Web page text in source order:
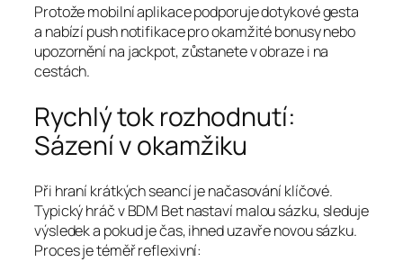
Protože mobilní aplikace podporuje dotykové gesta
a nabízí push notifikace pro okamžité bonusy nebo
upozornění na jackpot, zůstanete v obraze i na
cestách.
Rychlý tok rozhodnutí:
Sázení v okamžiku
Při hraní krátkých seancí je načasování klíčové.
Typický hráč v BDM Bet nastaví malou sázku, sleduje
výsledek a pokud je čas, ihned uzavře novou sázku.
Proces je téměř reflexivní: